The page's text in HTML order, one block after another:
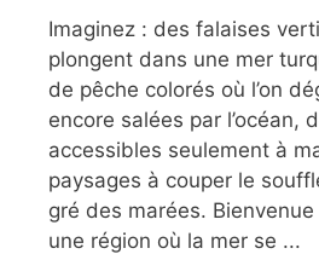
Imaginez : des falaises
plongent dans une mer
de pêche colorés où l’on
encore salées par l’océan,
accessibles seulement à
paysages à couper le
gré des marées.
une région où la mer se ...